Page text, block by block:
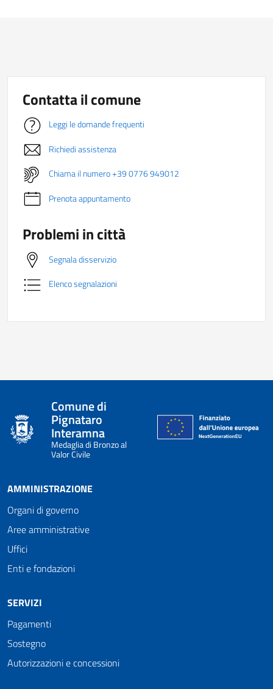
Contatta il comune
Leggi le domande frequenti
Richiedi assistenza
Chiama il numero +39 0776 949012
Prenota appuntamento
Problemi in città
Segnala disservizio
Elenco segnalazioni
Comune di
Pignataro
Interamna
Medaglia di Bronzo al
Valor Civile
AMMINISTRAZIONE
Organi di governo
Aree amministrative
Uffici
Enti e fondazioni
SERVIZI
Pagamenti
Sostegno
Autorizzazioni e concessioni